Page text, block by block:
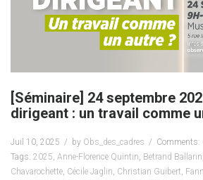
[Séminaire] 24 septembre
dirigeant : un travail comme
Juil 10, 2025 by Obs_des_cadres
Comments:
Tags: 2025 Anne-Florence Quintin Betrand Ballarin
Chavarochette Cécile Jaglin Christian Guibert